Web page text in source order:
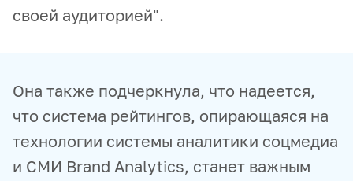
своей аудиторией".
Она также подчеркнула, что надеется,
что система рейтингов, опирающаяся на
технологии системы аналитики соцмедиа
и СМИ Brand Analytics, станет важным